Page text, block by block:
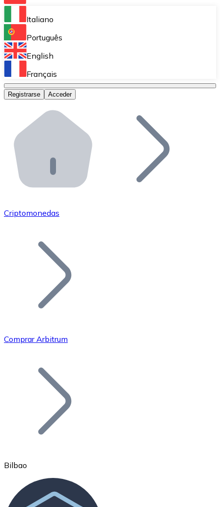
Bitnovo Ramp
Integra nuestra solución en tu plataforma.
Bitnovo Giftcards
Bitnovo OTC
Bitnovo ATM
Integra un ATM Bitnovo en tu negocio y permite que
Bitnovo API
Integra nuestra API en tu ecosistema.
Únete a nuestra red de distribuidores.
Añade tu proyecto a nuestro ecosistema.
Bitcoin
Italiano
Português
English
Français
Registrarse Acceder
Criptomonedas
Comprar Arbitrum
Bilbao